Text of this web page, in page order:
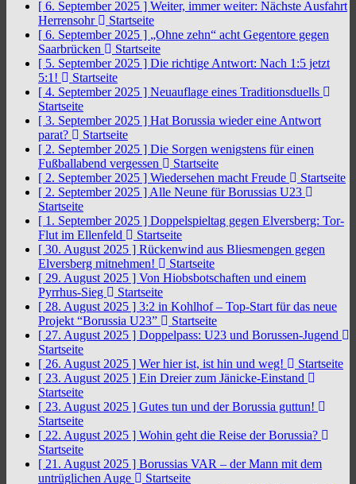
[ 6. September 2025 ] Weiter, immer weiter: Nächste Ausfahrt
Herrensohr
Startseite
[ 6. September 2025 ] „Ohne zehn“ acht Gegentore gegen
Saarbrücken
Startseite
[ 5. September 2025 ] Die richtige Antwort: Nach 1:5 jetzt
5:1!
Startseite
[ 4. September 2025 ] Neuauflage eines Traditionsduells
Startseite
[ 3. September 2025 ] Hat Borussia wieder eine Antwort
parat?
Startseite
[ 2. September 2025 ] Die Sorgen wenigstens für einen
Fußballabend vergessen
Startseite
[ 2. September 2025 ] Wiedersehen macht Freude
Startseite
[ 2. September 2025 ] Alle Neune für Borussias U23
Startseite
[ 1. September 2025 ] Doppelspieltag gegen Elversberg: Tor-
Flut im Ellenfeld
Startseite
[ 30. August 2025 ] Rückenwind aus Bliesmengen gegen
Elversberg mitnehmen!
Startseite
[ 29. August 2025 ] Von Hiobsbotschaften und einem
Pyrrhus-Sieg
Startseite
[ 28. August 2025 ] 3:2 in Kohlhof – Top-Start für das neue
Projekt “Borussia U23”
Startseite
[ 27. August 2025 ] Doppelpass: U23 und Borussen-Jugend
Startseite
[ 26. August 2025 ] Wer hier ist, ist hin und weg!
Startseite
[ 23. August 2025 ] Ein Dreier zum Jänicke-Einstand
Startseite
[ 23. August 2025 ] Gutes tun und der Borussia guttun!
Startseite
[ 22. August 2025 ] Wohin geht die Reise der Borussia?
Startseite
[ 21. August 2025 ] Borussias VAR – der Mann mit dem
untrüglichen Auge
Startseite